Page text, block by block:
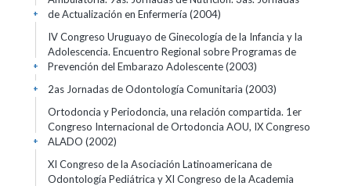
de Actualización en Enfermería (2004)
+
IV Congreso Uruguayo de Ginecología de la Infancia y la
Adolescencia. Encuentro Regional sobre Programas de
Prevención del Embarazo Adolescente(2003)
+
2as Jornadas de Odontología Comunitaria (2003)
+
Ortodoncia y Periodoncia, una relación compartida. 1er
Congreso Internacional de Ortodoncia AOU, IX Congreso
ALADO (2002)
+
XI Congreso de la Asociación Latinoamericana de
Odontología Pediátrica y XI Congreso de la Academia